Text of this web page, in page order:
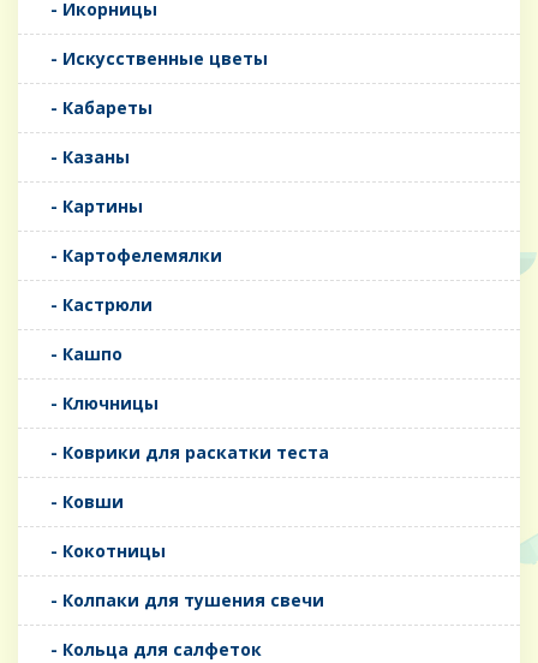
- Икорницы
- Искусственные цветы
- Кабареты
- Казаны
- Картины
- Картофелемялки
- Кастрюли
- Кашпо
- Ключницы
- Коврики для раскатки теста
- Ковши
- Кокотницы
- Колпаки для тушения свечи
- Кольца для салфеток